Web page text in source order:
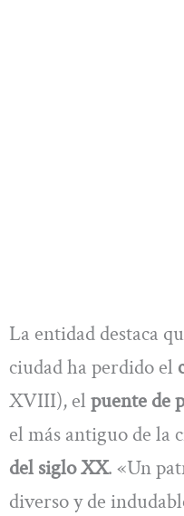
La entidad destaca
ciudad ha perdido el
XVIII), el puente de
el más antiguo de la
del siglo XX. «Un
diverso y de